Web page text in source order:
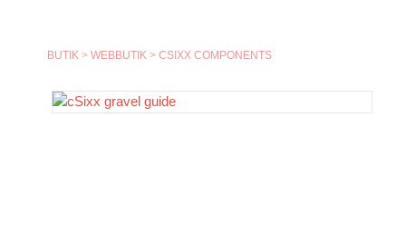
BUTIK > WEBBUTIK > CSIXX COMPONENTS